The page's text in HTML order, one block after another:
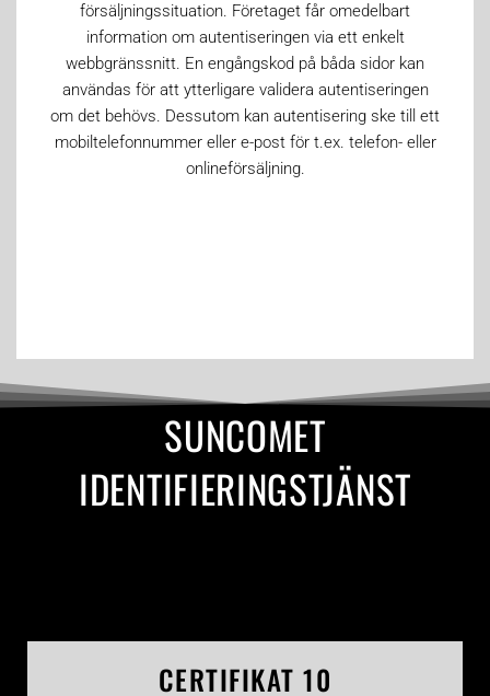
försäljningssituation. Företaget får omedelbart
information om autentiseringen via ett enkelt
webbgränssnitt. En engångskod på båda sidor kan
användas för att ytterligare validera autentiseringen
om det behövs. Dessutom kan autentisering ske till ett
mobiltelefonnummer eller e-post för t.ex. telefon- eller
onlineförsäljning.
SUNCOMET
IDENTIFIERINGSTJÄNST
CERTIFIKAT 10